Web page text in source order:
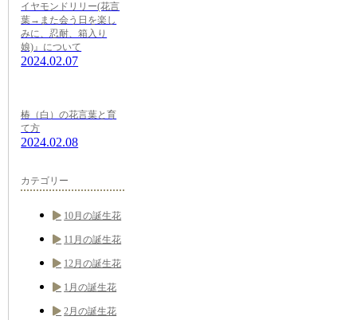
イヤモンドリリー(花言
葉→また会う日を楽し
みに、忍耐、箱入り
娘)』について
2024.02.07
椿（白）の花言葉と育
て方
2024.02.08
カテゴリー
10月の誕生花
11月の誕生花
12月の誕生花
1月の誕生花
2月の誕生花